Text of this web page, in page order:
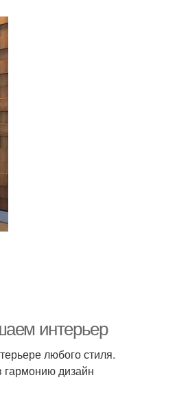
интерьер
любого стиля.
гармонию дизайн